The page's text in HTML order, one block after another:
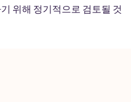
위해 정기적으로 검토될 것